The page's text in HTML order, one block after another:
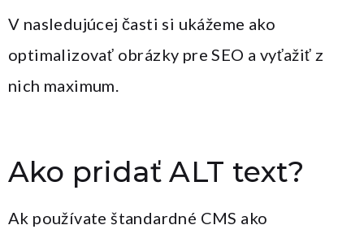
V nasledujúcej časti si ukážeme ako
optimalizovať obrázky pre SEO a vyťažiť z
nich maximum.
Ako pridať ALT text?
Ak používate štandardné CMS ako